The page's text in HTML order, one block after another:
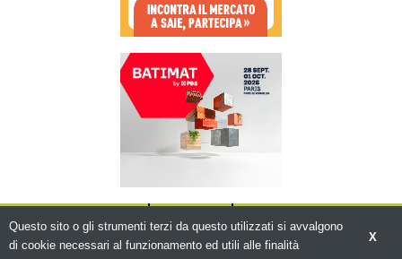
X
Questo sito o gli strumenti terzi da questo utilizzati si avvalgono
di cookie necessari al funzionamento ed utili alle finalità